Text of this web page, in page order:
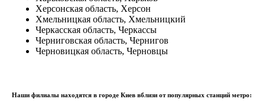
Херсонская область, Херсон
Хмельницкая область, Хмельницкий
Черкасская область, Черкассы
Черниговская область, Чернигов
Черновицкая область, Черновцы
Наши филиалы находятся в городе Киев вблизи от популярных станций метро: